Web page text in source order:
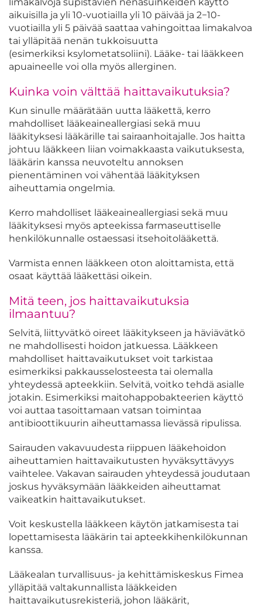
limakalvoja supistavien nenäsuihkeiden käyttö
aikuisilla ja yli 10-vuotiailla yli 10 päivää ja 2−10-
vuotiailla yli 5 päivää saattaa vahingoittaa limakalvoa
tai ylläpitää nenän tukkoisuutta
(esimerkiksi ksylometatsoliini). Lääke- tai lääkkeen
apuaineelle voi olla myös allerginen.
Kuinka voin välttää haittavaikutuksia?
Kun sinulle määrätään uutta lääkettä, kerro
mahdolliset lääkeaineallergiasi sekä muu
lääkityksesi lääkärille tai sairaanhoitajalle. Jos haitta
johtuu lääkkeen liian voimakkaasta vaikutuksesta,
lääkärin kanssa neuvoteltu annoksen
pienentäminen voi vähentää lääkityksen
aiheuttamia ongelmia.
Kerro mahdolliset lääkeaineallergiasi sekä muu
lääkityksesi myös apteekissa farmaseuttiselle
henkilökunnalle ostaessasi itsehoitolääkettä.
Varmista ennen lääkkeen oton aloittamista, että
osaat käyttää lääkettäsi oikein.
Mitä teen, jos haittavaikutuksia
ilmaantuu?
Selvitä, liittyvätkö oireet lääkitykseen ja häviävätkö
ne mahdollisesti hoidon jatkuessa. Lääkkeen
mahdolliset haittavaikutukset voit tarkistaa
esimerkiksi pakkausselosteesta tai olemalla
yhteydessä apteekkiin. Selvitä, voitko tehdä asialle
jotakin. Esimerkiksi maitohappobakteerien käyttö
voi auttaa tasoittamaan vatsan toimintaa
antibioottikuurin aiheuttamassa lievässä ripulissa.
Sairauden vakavuudesta riippuen lääkehoidon
aiheuttamien haittavaikutusten hyväksyttävyys
vaihtelee. Vakavan sairauden yhteydessä joudutaan
joskus hyväksymään lääkkeiden aiheuttamat
vaikeatkin haittavaikutukset.
Voit keskustella lääkkeen käytön jatkamisesta tai
lopettamisesta lääkärin tai apteekkihenkilökunnan
kanssa.
Lääkealan turvallisuus- ja kehittämiskeskus Fimea
ylläpitää valtakunnallista lääkkeiden
haittavaikutusrekisteriä, johon lääkärit,